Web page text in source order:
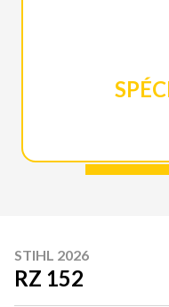
STIHL 2026
RZ 152